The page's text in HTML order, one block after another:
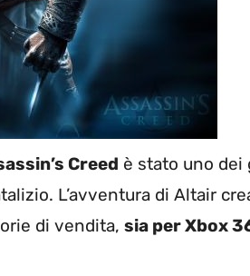
Creed è stato uno dei
L’avventura di Altair
di vendita, sia per Xbox